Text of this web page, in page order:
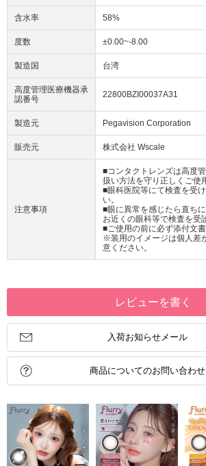
含水率 58%
度数 ±0.00~-8.00
製造国 台湾
高度管理医療機器承
認番号
22800BZI00037A31
製造元 Pegavision Corporation
販売元 株式会社 Wscale
注意事項
■コンタクトレンズは高度
扱い方法を守り正しくご使
■眼科医院等にて検査を受
い。
■眼に異常を感じたら直ち
お近くの眼科等で検査を受
■ご使用の前に必ず添付文
※装用のイメージは個人差
意ください。
レビューを書く
入荷お知らせメール
商品についてのお問い合わせ